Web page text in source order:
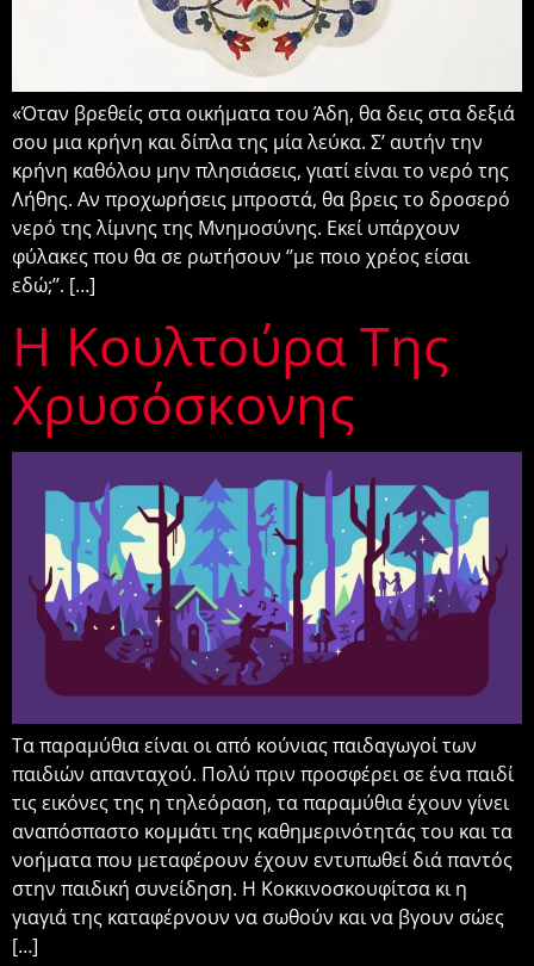
«Όταν βρεθείς στα οικήματα του Άδη, θα δεις στα δεξιά
σου μια κρήνη και δίπλα της μία λεύκα. Σ’ αυτήν την
κρήνη καθόλου μην πλησιάσεις, γιατί είναι το νερό της
Λήθης. Αν προχωρήσεις μπροστά, θα βρεις το δροσερό
νερό της λίμνης της Μνημοσύνης. Εκεί υπάρχουν
φύλακες που θα σε ρωτήσουν ‘’με ποιο χρέος είσαι
εδώ;’’. […]
Η Κουλτούρα Της
Χρυσόσκονης
Τα παραμύθια είναι οι από κούνιας παιδαγωγοί των
παιδιών απανταχού. Πολύ πριν προσφέρει σε ένα παιδί
τις εικόνες της η τηλεόραση, τα παραμύθια έχουν γίνει
αναπόσπαστο κομμάτι της καθημερινότητάς του και τα
νοήματα που μεταφέρουν έχουν εντυπωθεί διά παντός
στην παιδική συνείδηση. Η Κοκκινοσκουφίτσα κι η
γιαγιά της καταφέρνουν να σωθούν και να βγουν σώες
[…]